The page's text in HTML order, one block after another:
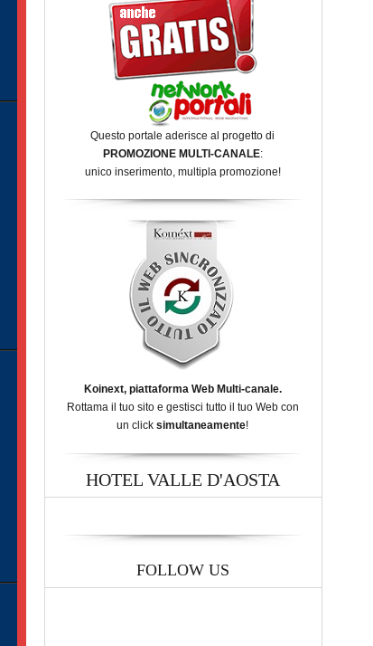
Questo portale aderisce al progetto di
PROMOZIONE MULTI-CANALE:
unico inserimento, multipla promozione!
Koinext, piattaforma Web Multi-canale.
Rottama il tuo sito e gestisci tutto il tuo Web con
un click simultaneamente!
HOTEL VALLE D'AOSTA
FOLLOW US